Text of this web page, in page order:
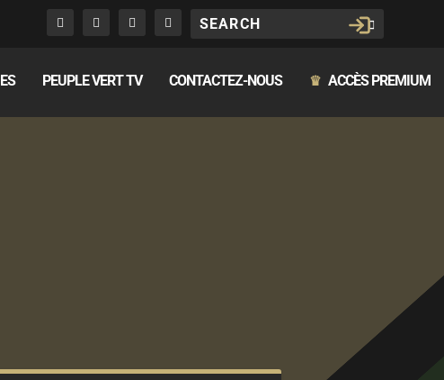
PEUPLE VERT TV CONTACTEZ-NOUS ♛ ACCÈS PREMIUM